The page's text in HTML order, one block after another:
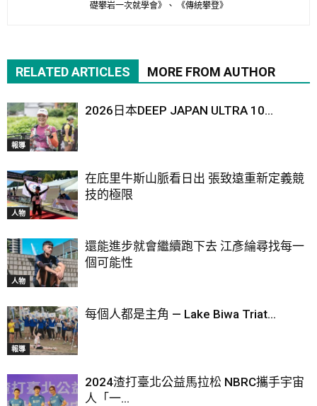
礎攀岩一次就學會》、 《傳統攀登》
RELATED ARTICLES MORE FROM AUTHOR
報導
2026日本DEEP JAPAN ULTRA 10...
人物
在庇里牛斯山脈看日出 張致遠重新定義競
技的極限
人物
還能進步就會繼續跑下去 江彥綸尋找每一
個可能性
報導
每個人都是主角 — Lake Biwa Triat...
2024渣打臺北公益馬拉松 NBRC攜手宇宙
人「一...